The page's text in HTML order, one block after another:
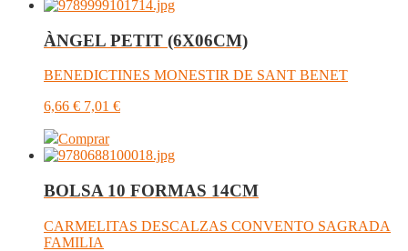
ÀNGEL PETIT (6X06CM)
BENEDICTINES MONESTIR DE SANT BENET
6,66 € 7,01 €
Comprar
BOLSA 10 FORMAS 14CM
CARMELITAS DESCALZAS CONVENTO SAGRADA
FAMILIA